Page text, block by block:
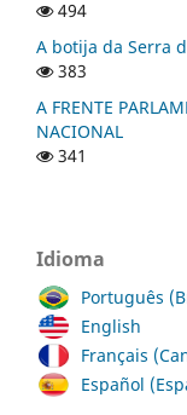
494
A botija da Serra
383
A FRENTE
NACIONAL
341
Idioma
Português
English
Français
Español